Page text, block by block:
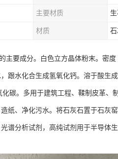
主要材质
材质 石
主要成分。白色立方晶体粉末。密
跟水化合生成氢氧化钙。溶于酸生
碳。多用于建筑工程、鞣制皮革、
纸、净化污水。将石灰石置于石灰
谱分析试剂，高纯试剂用于半导体